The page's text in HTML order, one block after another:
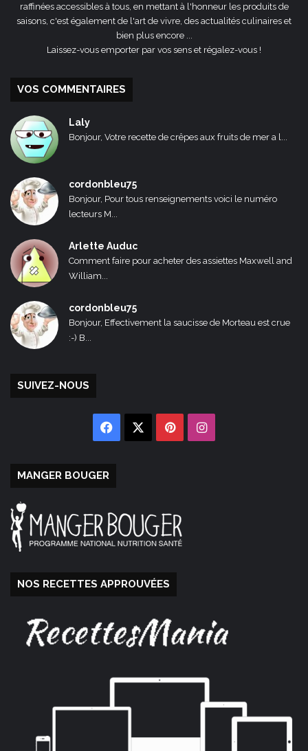
raffinées accessibles à tous, en mettant à l'honneur les produits de
saisons, c'est également de l'art de vivre, des actualités culinaires et
bien plus encore ...
Laissez-vous emporter par vos sens et régalez-vous !
VOS COMMENTAIRES
Laly
Bonjour, Votre recette de crêpes aux fruits de mer a l...
cordonbleu75
Bonjour, Pour tous renseignements voici le numéro
lecteurs M...
Arlette Auduc
Comment faire pour acheter des assiettes Maxwell and
William...
cordonbleu75
Bonjour, Effectivement la saucisse de Morteau est crue
:-) B...
SUIVEZ-NOUS
Facebook PinterestInstagram
MANGER BOUGER
NOS RECETTES APPROUVÉES